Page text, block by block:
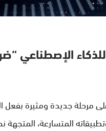
الإصطناعي
مرحلة جديدة ومثيرة بفعل
المتسارعة، المتجهة